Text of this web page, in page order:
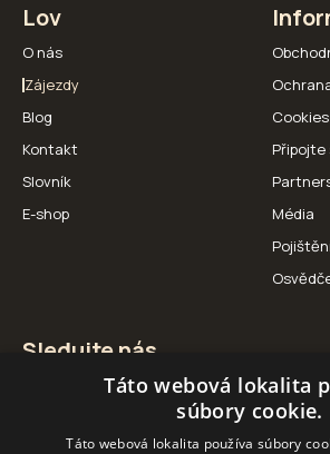
Lov
O nás
Zájezdy
Blog
Kontakt
Slovník
E-shop
Cookies
Připojte
Média
Sledujte nás
Facebook Instagram
Táto webová lokalita
súbory cookie.
Táto webová lokalita používa súbory